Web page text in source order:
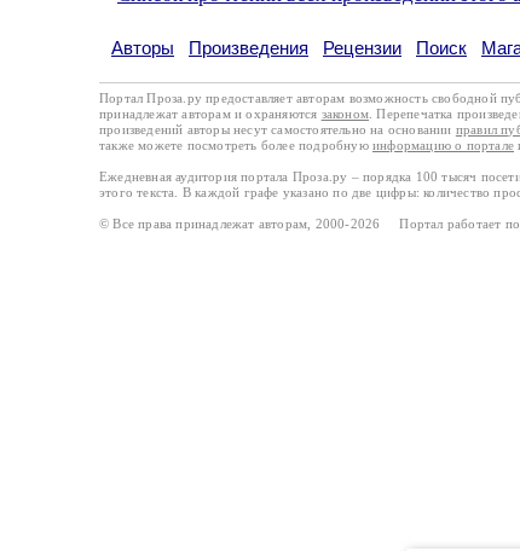
Авторы Произведения Рецензии Поиск
Портал Проза.ру предоставляет авторам возможность свободной
принадлежат авторам и охраняются законом . Перепечатка
произведений авторы несут самостоятельно на основании правил
также можете посмотреть более подробную информацию о портале
Ежедневная аудитория портала Проза.ру – порядка 100 тысяч
этого текста. В каждой графе указано по две цифры: количество
© Все права принадлежат авторам, 2000-2026 Портал работает